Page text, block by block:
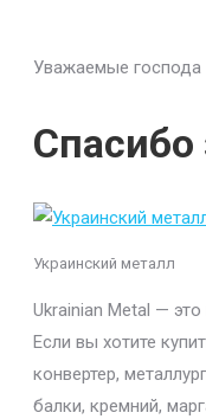
Уважаемые господа
Спасибо
Украинский металл
Ukrainian Metal —
Если вы хотите
конвертер,
балки, кремний,